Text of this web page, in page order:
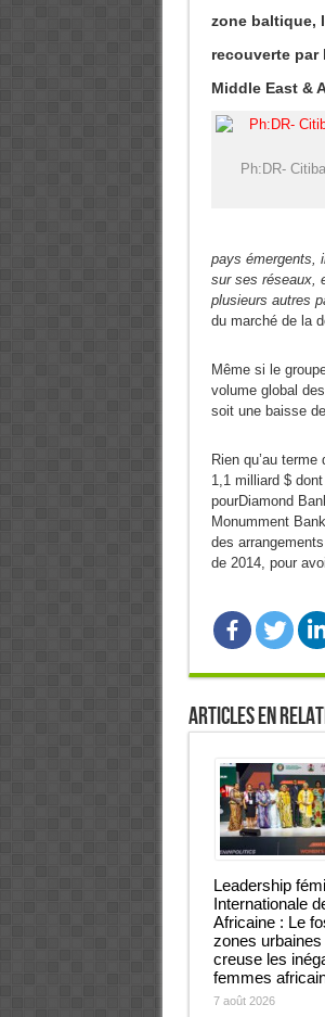
zone baltique,
recouverte par
Middle East &
Ph:DR-
pays émergents,
sur ses réseaux,
plusieurs autres
du marché de la
Même si le
volume global
soit une baisse
Rien qu’au
1,1 milliard $
pourDiamond
Monumment
des
de 2014, pour
Articles en
Leadership
Internationale
Africaine : Le
zones
creuse les
femmes
7 août 2026